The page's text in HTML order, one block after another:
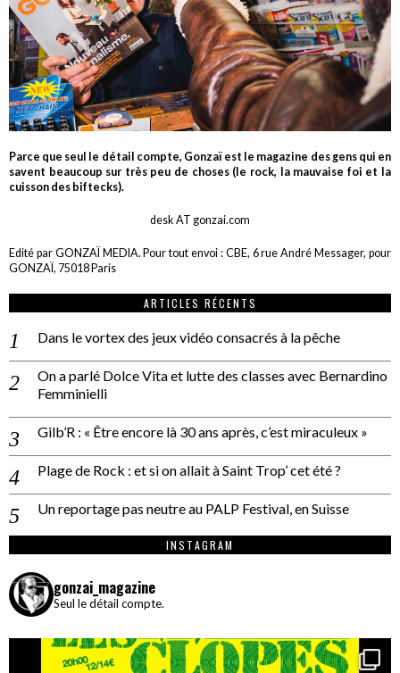
Parce que seul le détail compte, Gonzaï est le magazine des gens qui en
savent beaucoup sur très peu de choses (le rock, la mauvaise foi et la
cuisson des biftecks).
desk AT gonzai.com
Edité par GONZAÏ MEDIA. Pour tout envoi : CBE, 6 rue André Messager, pour
GONZAÏ, 75018 Paris
ARTICLES RÉCENTS
Dans le vortex des jeux vidéo consacrés à la pêche
On a parlé Dolce Vita et lutte des classes avec Bernardino
Femminielli
Gilb’R : « Être encore là 30 ans après, c’est miraculeux »
Plage de Rock : et si on allait à Saint Trop’ cet été ?
Un reportage pas neutre au PALP Festival, en Suisse
INSTAGRAM
gonzai_magazine
Seul le détail compte.